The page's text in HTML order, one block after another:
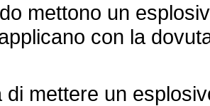
mettono un
con la
mettere un